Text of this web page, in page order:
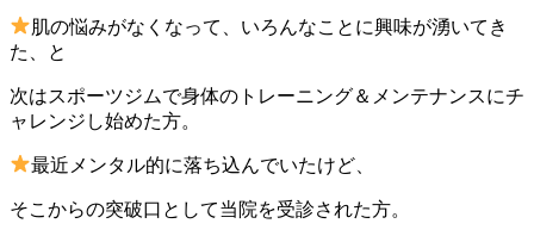
肌の悩みがなくなって、いろんなことに興味が湧いてき
た、と
次はスポーツジムで身体のトレーニング＆メンテナンスにチ
ャレンジし始めた方。
最近メンタル的に落ち込んでいたけど、
そこからの突破口として当院を受診された方。